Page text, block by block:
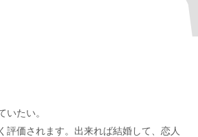
いたい。
評価されます。出来れば結婚して、恋人